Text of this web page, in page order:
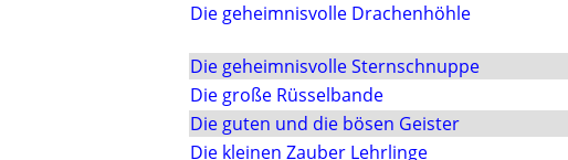
Die geheimnisvolle Drachenhöhle
Die geheimnisvolle Sternschnuppe
Die große Rüsselbande
Die guten und die bösen Geister
Die kleinen Zauber Lehrlinge